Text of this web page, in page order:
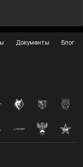
Документы
Блог